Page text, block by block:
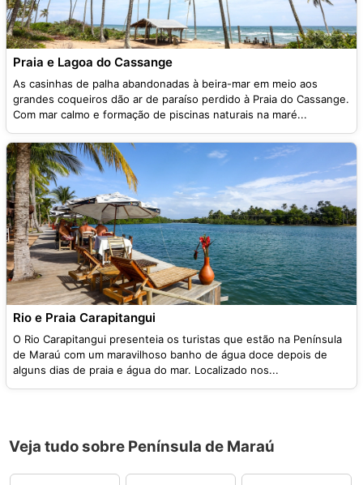
Praia e Lagoa do Cassange
As casinhas de palha abandonadas à beira-mar em meio aos
grandes coqueiros dão ar de paraíso perdido à Praia do Cassange.
Com mar calmo e formação de piscinas naturais na maré...
Rio e Praia Carapitangui
O Rio Carapitangui presenteia os turistas que estão na Península
de Maraú com um maravilhoso banho de água doce depois de
alguns dias de praia e água do mar. Localizado nos...
Veja tudo sobre Península de Maraú